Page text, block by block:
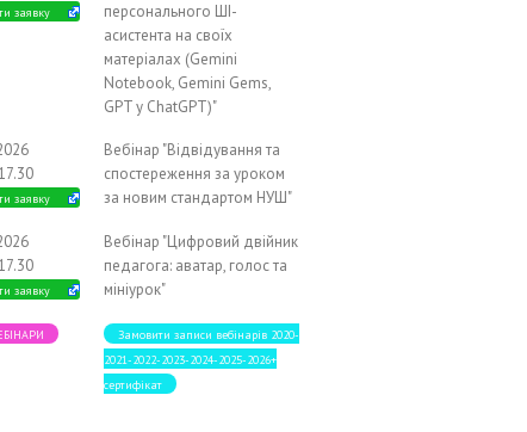
заявку
персонального ШІ-
асистента на своїх
матеріалах (Gemini
Notebook, Gemini Gems,
GPT у ChatGPT)"
заявку
Вебінар "Відвідування та
спостереження за уроком
за новим стандартом НУШ"
заявку
Вебінар "Цифровий двійник
педагога: аватар, голос та
мініурок"
Замовити записи вебінарів 2020-
2021-2022-2023-2024-2025-2026+
сертифікат